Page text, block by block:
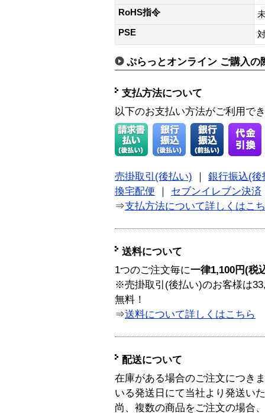
RoHS指令
PSE
ぷらっとオンライン ご購入の
支払方法について
以下のお支払い方法がご利用で
売掛取引(後払い) ｜ 銀行振込(後
換宅配便 ｜ セブンイレブン決済
⇒支払方法について詳しくはこ
送料について
1つのご注文毎に一律1,100円(税
※売掛取引(後払い)のお客様は
無料！
⇒送料について詳しくはこちら
配送について
在庫がある場合のご注文につき
いる発送日にて当社より発送い
尚、複数の商品をご注文の場合